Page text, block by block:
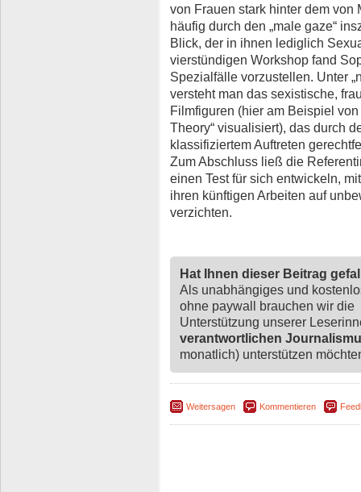
von Frauen stark hinter dem
häufig durch den „male gaze“
Blick, der in ihnen lediglich
vierstündigen Workshop fand
Spezialfälle vorzustellen. Unter
versteht man das sexistische,
Filmfiguren (hier am Beispiel
Theory“ visualisiert), das durch
klassifiziertem Auftreten
Zum Abschluss ließ die
einen Test für sich entwickeln,
ihren künftigen Arbeiten auf
verzichten.
Hat Ihnen dieser Beitrag
Als unabhängiges und
ohne paywall brauchen wir die
Unterstützung unserer
verantwortlichen
monatlich) unterstützen
Weitersagen Kommentieren